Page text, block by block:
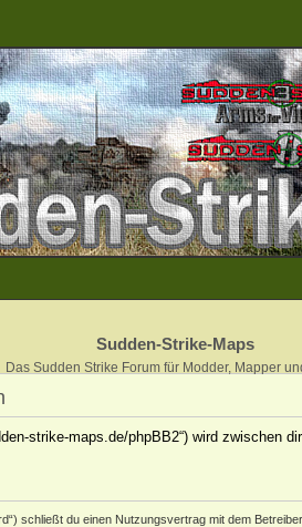
Sudden-Strike-Maps
Das Sudden Strike Forum für Modder, Mapper
strike-maps.de/phpBB2“) wird zwischen
schließt du einen Nutzungsvertrag mit dem